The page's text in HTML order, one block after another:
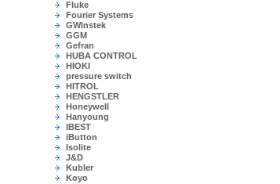
Fluke
Fourier Systems
GWInstek
GGM
Gefran
HUBA CONTROL
HIOKI
pressure switch
HITROL
HENGSTLER
Honeywell
Hanyoung
IBEST
iButton
Isolite
J&D
Kubler
Koyo